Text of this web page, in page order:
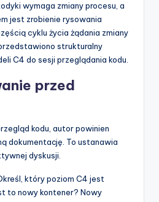
wymaga zmiany procesu, a
jest zrobienie rysowania
cyklu życia żądania zmiany
strukturalny
C4 do sesji przeglądania kodu.
przed
kodu, autor powinien
dokumentację. To ustanawia
dyskusji.
który poziom C4 jest
to nowy kontener? Nowy